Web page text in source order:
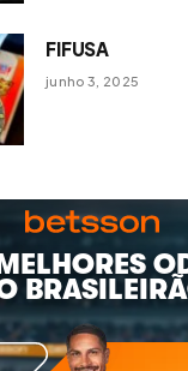
FIFUSA
junho 3, 2025